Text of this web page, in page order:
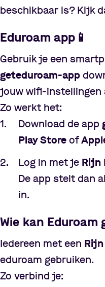
beschikbaar is? Kijk
Eduroam app 📱
Gebruik je een
geteduroam-app
jouw wifi-instellingen
Zo werkt het:
Download de app
Play Store of
Log in met je Rijn
De app stelt dan
in.
Wie kan Eduroam
Iedereen met een
eduroam gebruiken.
Zo verbind je: